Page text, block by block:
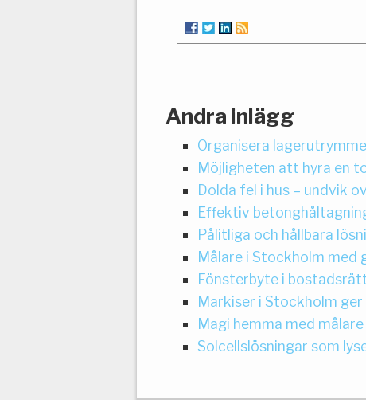
Andra inlägg
Organisera
Möjligheten att hyra en
Dolda fel i hus – undvik
Effektiv
Pålitliga och hållbara
Målare i Stockholm med
Fönsterbyte i
Markiser i Stockholm ger
Magi hemma med
Solcellslösningar som